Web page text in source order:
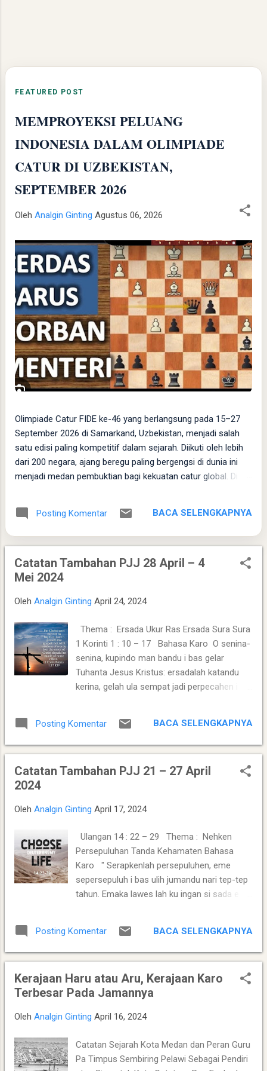
FEATURED POST
MEMPROYEKSI PELUANG
INDONESIA DALAM OLIMPIADE
CATUR DI UZBEKISTAN,
SEPTEMBER 2026
Oleh Analgin Ginting Agustus 06, 2026
​Olimpiade Catur FIDE ke-46 yang berlangsung pada 15–27
September 2026 di Samarkand, Uzbekistan, menjadi salah
satu edisi paling kompetitif dalam sejarah. Diikuti oleh lebih
dari 200 negara, ajang beregu paling bergengsi di dunia ini
menjadi medan pembuktian bagi kekuatan catur global. Di
Catur Indonesia untuk mengukir prestasi? ​ Peluang Tim
Indonesia: Posisi Menengah yang Berpotensi Memberi
Kejutan ​Secara objektif, berdasarkan kalkulasi rating rata-
rata FIDE, Indonesia berada di jajaran unggulan papan
menengah ( mid-tier ). Tim Putra Indonesia memunculkan
kekuatan berkat perpaduan pengalamannya Grandmaster
berpotensi tinggi seperti IM Satria Duta Cahaya dan IM
Nayaka Budhidharma. Sementara itu, Tim Putri yang
diperkuat jajaran Master Internasional Wanita (WIM) seperti
Shafira Devi Herfesa, Laysa Latifah, Ummi Fisabilillah, dan
Chelsea Monica Ignesias Sihite memiliki kedalaman sku...
Posting Komentar BACA SELENGKAPNYA
Catatan Tambahan PJJ 28 April – 4
Mei 2024
Oleh Analgin Ginting April 24, 2024
Thema : Ersada Ukur Ras Ersada Sura Sura
1 Korinti 1 : 10 – 17 Bahasa Karo O senina-
senina, kupindo man bandu i bas gelar
Tuhanta Jesus Kristus: ersadalah katandu
kerina, gelah ula sempat jadi perpecahen i
maka sekalak-sekalak kam nggo erpihak-
pihak. Lit si ngatakenca, "Aku arah Paulus, " lit
nina, "Aku arah Petrus, " janah lit pe si
man bangku maka i tengah-tengahndu lit
man bandu? Paulus kin si mate i kayu
persilang man gunandu? I bas gelar Paulus
kin kam iperidiken? Kukataken bujur man
Dibata sabap sekalak pe kam la aku
mperidikenca, seakatan Krispus ras Gayus.
maka kam nai iperidiken gelah jadi ajar-
nai...
Posting Komentar BACA SELENGKAPNYA
Catatan Tambahan PJJ 21 – 27 April
2024
Oleh Analgin Ginting April 17, 2024
Ulangan 14 : 22 – 29 Thema : Nehken
Persepuluhan Tanda Kehamaten Bahasa
Karo " Serapkenlah persepuluhen, eme
sepersepuluh i bas ulih jumandu nari tep-tep
tahun. Emaka lawes lah ku ingan si sada e si
TUHAN, panlah persepuluhen gandumndu,
anggurndu, minak saitunndu ras anak si
Lakokenlah enda gelah banci kam erlajar
rusur mehamat man TUHAN Dibatandu. Adi
masun TUHAN man bandu e ndauhsa
ingan ersembah, bagenda lah perbahanndu:
dayaken ulihndu latih e, emaka baba tukurna
Posting Komentar BACA SELENGKAPNYA
Kerajaan Haru atau Aru, Kerajaan Karo
Terbesar Pada Jamannya
Oleh Analgin Ginting April 16, 2024
Catatan Sejarah Kota Medan dan Peran Guru
Pa Timpus Sembiring Pelawi Sebagai Pendiri